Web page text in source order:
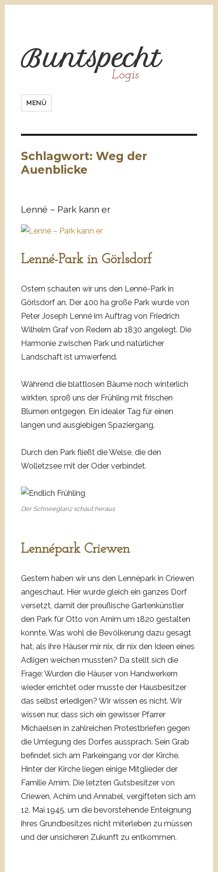
Buntspecht
Logis
MENÜ
Schlagwort: Weg der
Auenblicke
Lenné – Park kann er
Lenné-Park in Görlsdorf
Ostern schauten wir uns den Lenné-Park in
Görlsdorf an. Der 400 ha große Park wurde von
Peter Joseph Lenné im Auftrag von Friedrich
Wilhelm Graf von Redern ab 1830 angelegt. Die
Harmonie zwischen Park und natürlicher
Landschaft ist umwerfend.
Während die blattlosen Bäume noch winterlich
wirkten, sproß uns der Frühling mit frischen
Blumen entgegen. Ein idealer Tag für einen
langen und ausgiebigen Spaziergang.
Durch den Park fließt die Welse, die den
Wolletzsee mit der Oder verbindet.
Der Schneeglanz schaut heraus
Lennépark Criewen
Gestern haben wir uns den Lennépark in Criewen
angeschaut. Hier wurde gleich ein ganzes Dorf
versetzt, damit der preußische Gartenkünstler
den Park für Otto von Arnim um 1820 gestalten
konnte. Was wohl die Bevölkerung dazu gesagt
hat, als ihre Häuser mir nix, dir nix den Ideen eines
Adligen weichen mussten? Da stellt sich die
Frage: Wurden die Häuser von Handwerkern
wieder errichtet oder musste der Hausbesitzer
das selbst erledigen? Wir wissen es nicht. Wir
wissen nur, dass sich ein gewisser Pfarrer
Michaelsen in zahlreichen Protestbriefen gegen
die Umlegung des Dorfes aussprach. Sein Grab
befindet sich am Parkeingang vor der Kirche.
Hinter der Kirche liegen einige Mitglieder der
Familie Arnim. Die letzten Gutsbesitzer von
Criewen, Achim und Annabel, vergifteten sich am
12. Mai 1945, um die bevorstehende Enteignung
ihres Grundbesitzes nicht miterleben zu müssen
und der unsicheren Zukunft zu entkommen.